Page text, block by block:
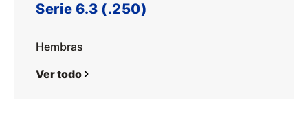
Serie 6.3 (.250)
Hembras
Ver todo